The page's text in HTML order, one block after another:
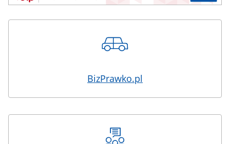
BizPrawko.pl